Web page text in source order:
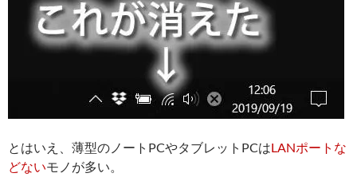
とはいえ、薄型のノートPCやタブレットPCはLANポートな
どないモノが多い。